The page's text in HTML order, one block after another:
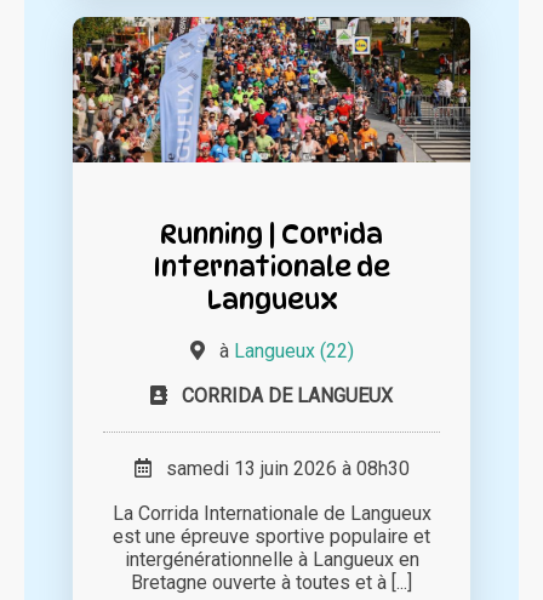
Running | Corrida
Internationale de
Langueux
à Langueux (22)
CORRIDA DE LANGUEUX
samedi 13 juin 2026 à 08h30
La Corrida Internationale de Langueux
est une épreuve sportive populaire et
intergénérationnelle à Langueux en
Bretagne ouverte à toutes et à [...]